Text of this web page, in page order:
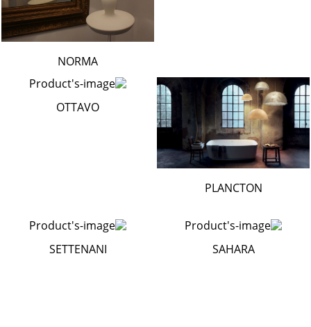
NORMA
PLANCTON
OTTAVO
SAHARA
SETTENANI